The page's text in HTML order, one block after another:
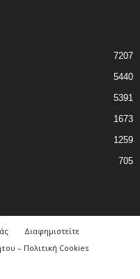
7207
5440
5391
1673
1259
705
Διαφημιστείτε
– Πολιτική Cookies